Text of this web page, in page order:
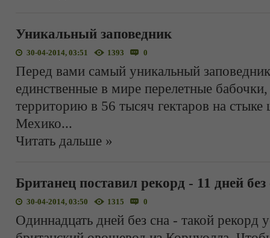
Уникальный заповедник
30-04-2014, 03:51 1393 0
Перед вами самый уникальный
единственные в мире перелетные
территорию в 56 тысяч гектаров на стыке
Мехико...
Читать дальше »
Британец поставил рекорд - 11 дней без
30-04-2014, 03:50 1315 0
Одиннадцать дней без сна - такой рекорд